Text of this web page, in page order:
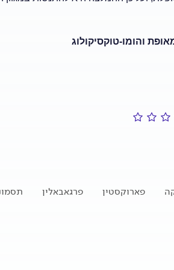
והומו-טוקסיקולוג
פארוקסטין פרגאבאלין